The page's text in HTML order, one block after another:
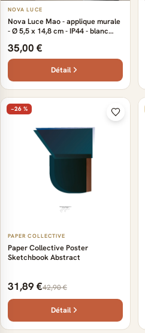
NOVA LUCE
Nova Luce Mao - applique murale
- Ø 5,5 x 14,8 cm - IP44 - blanc
35,00 €
Détail
−26 %
PAPER COLLECTIVE
Paper Collective Poster
Sketchbook Abstract
31,89 €42,90 €
Détail